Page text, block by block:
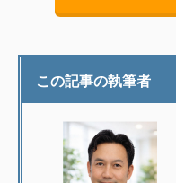
この記事の執筆者